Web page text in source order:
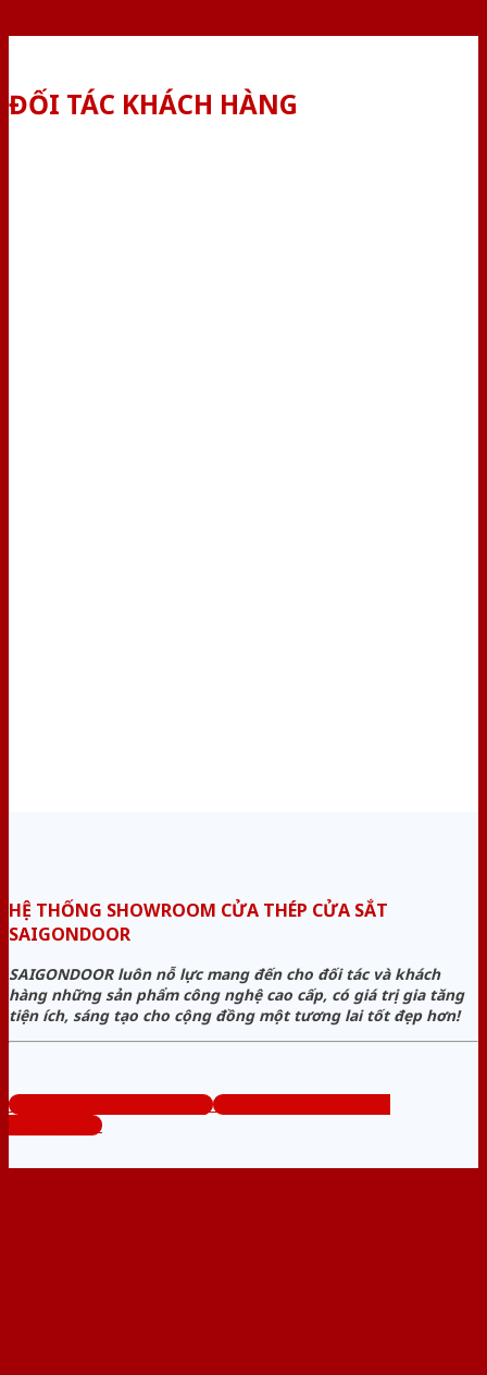
ĐỐI TÁC KHÁCH HÀNG
HỆ THỐNG SHOWROOM CỬA THÉP CỬA SẮT
SAIGONDOOR
SAIGONDOOR luôn nỗ lực mang đến cho đối tác và khách
hàng những sản phẩm công nghệ cao cấp, có giá trị gia tăng
tiện ích, sáng tạo cho cộng đồng một tương lai tốt đẹp hơn!
www.cuanhuacomposite.org
Tổng đài tư vấn miễn phí:
0824.400.400